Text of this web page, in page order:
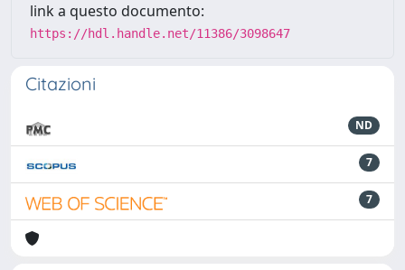
link a questo documento:
https://hdl.handle.net/11386/3098647
Citazioni
ND
7
7